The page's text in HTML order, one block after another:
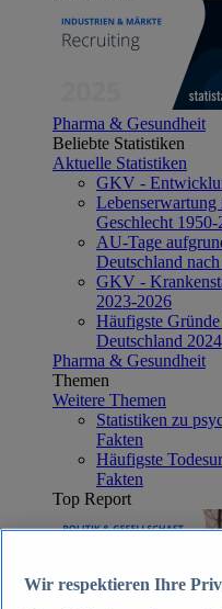
Pharma & Gesundheit
Beliebte Statistiken
Aktuelle Statistiken
GKV -
Geschlecht 1950-
AU-Tage
Deutschland
GKV -
2023-2026
Häufigste
Deutschland 2024
Pharma & Gesundheit
Themen
Weitere Themen
Statistiken zu
Fakten
Häufigste
Fakten
Top Report
Wir respektieren Ihre